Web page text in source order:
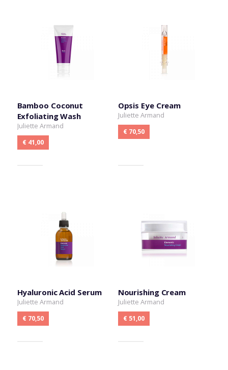
Bamboo Coconut
Exfoliating Wash
Juliette Armand
€ 41,00
Opsis Eye Cream
Juliette Armand
€ 70,50
Hyaluronic Acid Serum
Juliette Armand
€ 70,50
Nourishing Cream
Juliette Armand
€ 51,00